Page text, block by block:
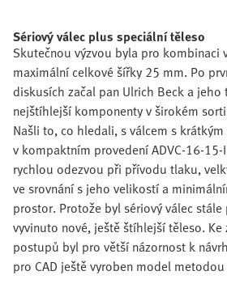
Sériový válec plus speciální těleso
Skutečnou výzvou byla pro kombinaci
maximální celkové šířky 25 mm. Po
diskusích začal pan Ulrich Beck a jeho
nejštíhlejší komponenty v širokém
Našli to, co hledali, s válcem s
v kompaktním provedení ADVC-16-15-
rychlou odezvou při přívodu tlaku,
ve srovnání s jeho velikostí a
prostor. Protože byl sériový válec
vyvinuto nové, ještě štíhlejší těleso. Ke
postupů byl pro větší názornost k
pro CAD ještě vyroben model